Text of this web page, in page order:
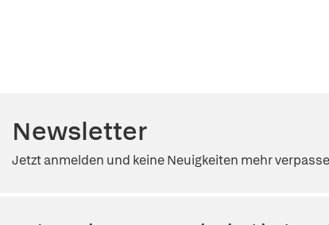
Newsletter
Jetzt anmelden und keine Neuigkeiten mehr